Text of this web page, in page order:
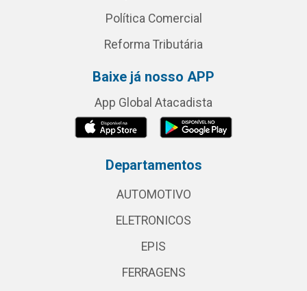
Política Comercial
Reforma Tributária
Baixe já nosso APP
App Global Atacadista
Departamentos
AUTOMOTIVO
ELETRONICOS
EPIS
FERRAGENS